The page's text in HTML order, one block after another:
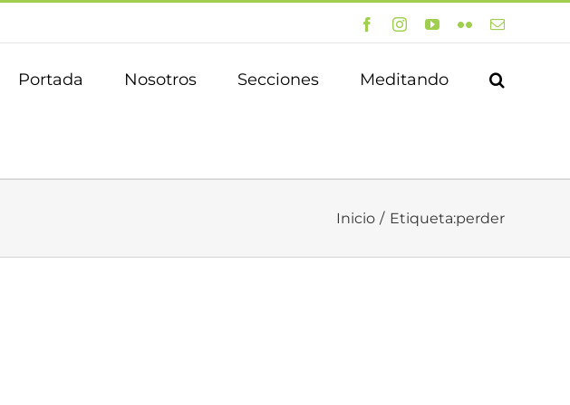
FacebookInstagramYouTube
FlickrCorreo
Portada Nosotros Secciones Meditando
Inicio Etiqueta:perder